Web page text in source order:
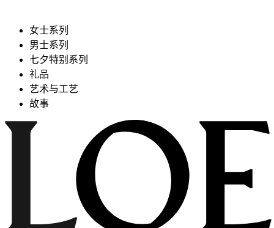
女士系列
男士系列
七夕特别系列
礼品
艺术与工艺
故事